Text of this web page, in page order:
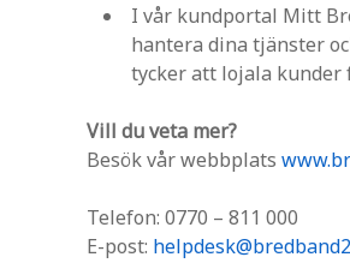
I vår kundportal Mitt
hantera dina tjänster
tycker att lojala
Vill du veta mer?
Besök vår webbplats
Telefon: 0770 – 811 000
E-post: